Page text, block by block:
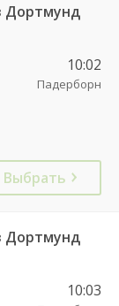
Дортмунд
10:02
Падерборн
Выбрать
Дортмунд
10:03